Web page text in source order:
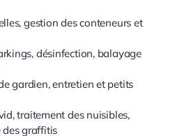
gestion des conteneurs et
désinfection, balayage
gardien, entretien et petits
traitement des nuisibles,
graffitis